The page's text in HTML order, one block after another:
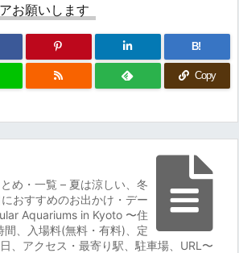
お願いします
B!
Copy
め・一覧 – 夏は涼しい、冬
おすすめのお出かけ・デー
Aquariums in Kyoto 〜住
間、入場料(無料・有料)、定
、アクセス・最寄り駅、駐車場、URL〜